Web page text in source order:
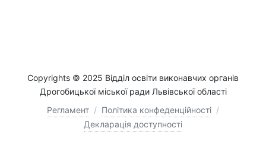
Copyrights © 2025 Відділ освіти виконавчих органів
Дрогобицької міської ради Львівської області
Регламент / Політика конфеденційності /
Декларація доступності